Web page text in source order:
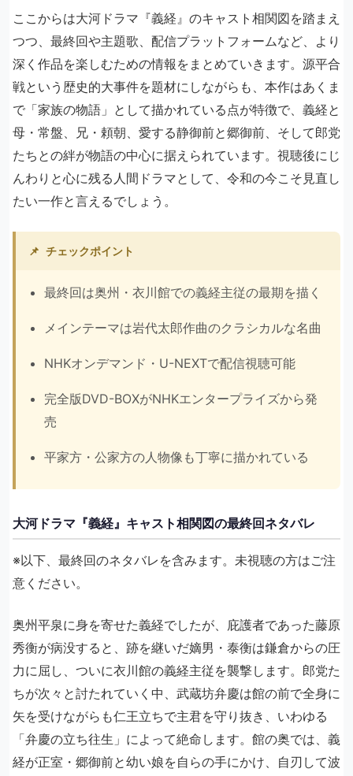
ここからは大河ドラマ『義経』のキャスト相関図を踏まえ
つつ、最終回や主題歌、配信プラットフォームなど、より
深く作品を楽しむための情報をまとめていきます。源平合
戦という歴史的大事件を題材にしながらも、本作はあくま
で「家族の物語」として描かれている点が特徴で、義経と
母・常盤、兄・頼朝、愛する静御前と郷御前、そして郎党
たちとの絆が物語の中心に据えられています。視聴後にじ
んわりと心に残る人間ドラマとして、令和の今こそ見直し
たい一作と言えるでしょう。
📌 チェックポイント
最終回は奥州・衣川館での義経主従の最期を描く
メインテーマは岩代太郎作曲のクラシカルな名曲
NHKオンデマンド・U-NEXTで配信視聴可能
完全版DVD-BOXがNHKエンタープライズから発
売
平家方・公家方の人物像も丁寧に描かれている
大河ドラマ『義経』キャスト相関図の最終回ネタバレ
※以下、最終回のネタバレを含みます。未視聴の方はご注
意ください。
奥州平泉に身を寄せた義経でしたが、庇護者であった藤原
秀衡が病没すると、跡を継いだ嫡男・泰衡は鎌倉からの圧
力に屈し、ついに衣川館の義経主従を襲撃します。郎党た
ちが次々と討たれていく中、武蔵坊弁慶は館の前で全身に
矢を受けながらも仁王立ちで主君を守り抜き、いわゆる
「弁慶の立ち往生」によって絶命します。館の奥では、義
経が正室・郷御前と幼い娘を自らの手にかけ、自刃して波